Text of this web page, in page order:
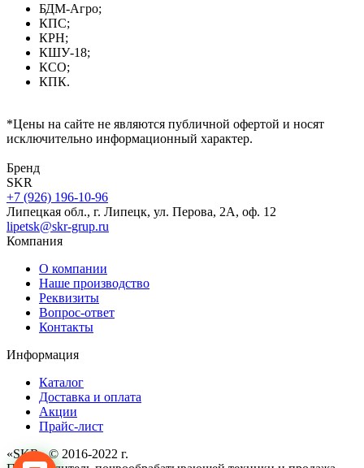
БДМ-Агро;
КПС;
КРН;
КШУ-18;
КСО;
КПК.
*Цены на сайте не являются публичной офертой и носят
исключительно информационный характер.
Бренд
SKR
+7 (926) 196-10-96
Липецкая обл., г. Липецк, ул. Перова, 2А, оф. 12
lipetsk@skr-grup.ru
Компания
О компании
Наше производство
Реквизиты
Вопрос-ответ
Контакты
Информация
Каталог
Доставка и оплата
Акции
Прайс-лист
«SKR» © 2016-2022 г.